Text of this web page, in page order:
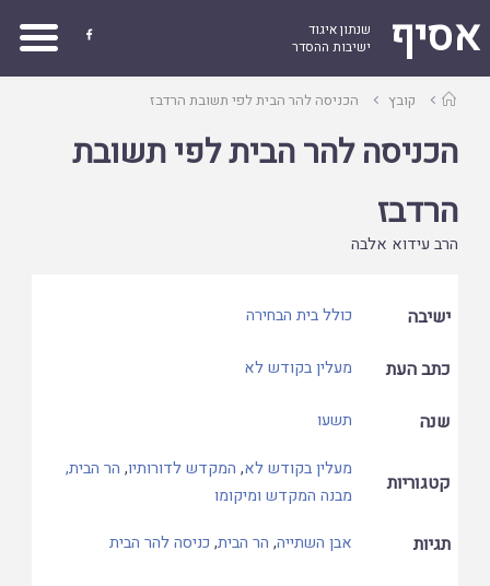
אסיף
שנתון איגוד
ישיבות ההסדר

עמודקובץ הכניסה להר הבית לפי תשובת הרדבז
הכניסה להר הבית לפי תשובת
הרדבז
הרב עידוא אלבה
ישיבה כולל בית הבחירה
כתב העת מעלין בקודש לא
שנה תשעו
קטגוריות
מעלין בקודש לא, המקדש לדורותיו, הר הבית,
מבנה המקדש ומיקומו
תגיות אבן השתייה, הר הבית, כניסה להר הבית